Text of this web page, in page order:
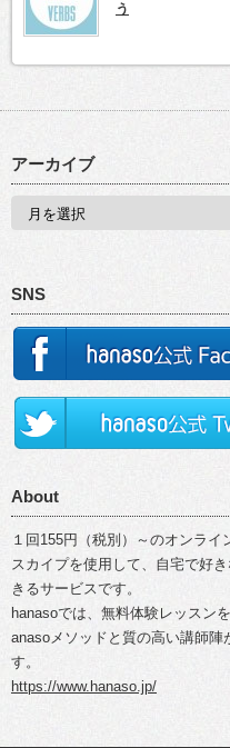
う
アーカイブ
SNS
About
１回155円（税別）～のオンライ
スカイプを使用して、自宅で好
きるサービスです。
hanasoでは、無料体験レッスン
anasoメソッドと質の高い講師陣
す。
https://www.hanaso.jp/